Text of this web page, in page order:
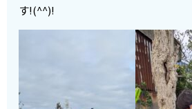
す!(^^)!